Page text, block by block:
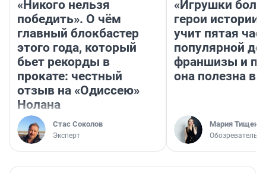
«Никого нельзя
победить». О чём
главный блокбастер
этого года, который
бьет рекорды в
прокате: честный
отзыв на «Одиссею»
Нолана
Стас Соколов
Эксперт
«Игрушки
герои
учит пятая
популярной
франшизы и
она полезна
Мария Тищенко
Обозреватель